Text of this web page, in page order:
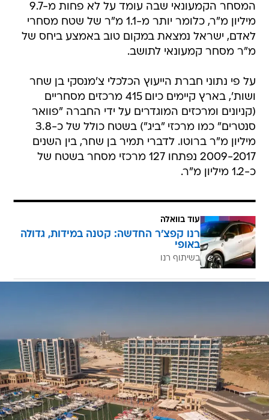
המסחר הקמעונאי שבה עומד על לא פחות מ-9.7
מיליון מ"ר, כלומר יותר מ-1.1 מ"ר של שטח מסחרי
לאדם, ישראל נמצאת במקום טוב באמצע ביחס של
מ"ר מסחר קמעונאי לתושב.
על פי נתוני חברת הייעוץ הכלכלי צ'מנסקי בן שחר
ושות', בארץ קיימים כיום 415 מרכזים מסחריים
(קניונים ומרכזים המוגדרים על ידי החברה "פוואר
סנטרים" כמו מרכזי "ביג") בשטח כולל של כ-3.8
מיליון מ"ר ברוטו. לדברי תמיר בן שחר, בין השנים
2009-2017 נפתחו 127 מרכזי מסחר בשטח של
כ-1.2 מיליון מ"ר.
עוד בוואלה
רנו קפצ'ר החדשה: קטנה במידות, גדולה
באופי
בשיתוף רנו